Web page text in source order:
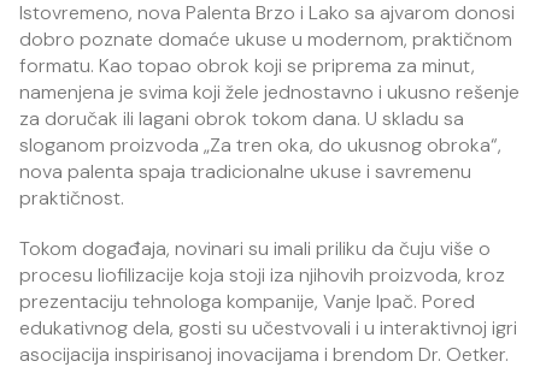
Istovremeno, nova Palenta Brzo i Lako sa ajvarom donosi
dobro poznate domaće ukuse u modernom, praktičnom
formatu. Kao topao obrok koji se priprema za minut,
namenjena je svima koji žele jednostavno i ukusno rešenje
za doručak ili lagani obrok tokom dana. U skladu sa
sloganom proizvoda „Za tren oka, do ukusnog obroka“,
nova palenta spaja tradicionalne ukuse i savremenu
praktičnost.
Tokom događaja, novinari su imali priliku da čuju više o
procesu liofilizacije koja stoji iza njihovih proizvoda, kroz
prezentaciju tehnologa kompanije, Vanje Ipač. Pored
edukativnog dela, gosti su učestvovali i u interaktivnoj igri
asocijacija inspirisanoj inovacijama i brendom Dr. Oetker.